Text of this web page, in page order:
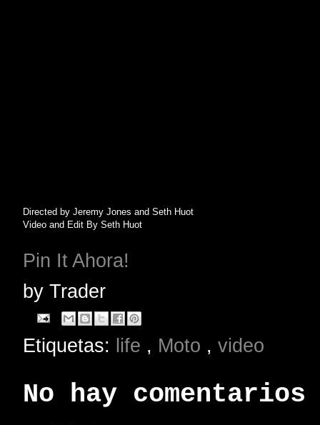
Directed by Jeremy Jones and Seth Huot
Video and Edit By Seth Huot
Pin It Ahora!
by Trader
Etiquetas: life , Moto , video
No hay